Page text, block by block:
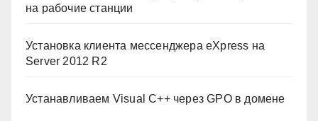
на рабочие станции
Установка клиента мессенджера eXpress на
Server 2012 R2
Устанавливаем Visual C++ через GPO в домене